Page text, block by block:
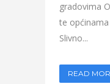
gradovima
te
Slivno...
READ